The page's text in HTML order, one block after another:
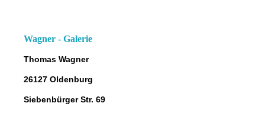
Wagner - Galerie
Thomas Wagner
26127 Oldenburg
Siebenbürger Str. 69